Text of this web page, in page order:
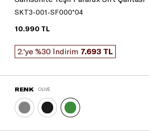
SKT3-001-SF000*04
10.990 TL
2.'ye %30 İndirim 7.693 TL
RENK OLIVE